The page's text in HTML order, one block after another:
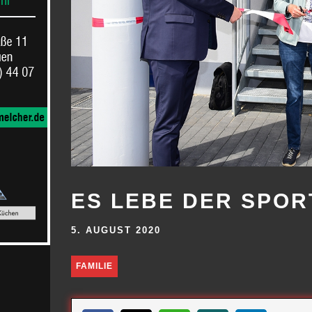
ES LEBE DER
5. AUGUST 2020
FAMILIE